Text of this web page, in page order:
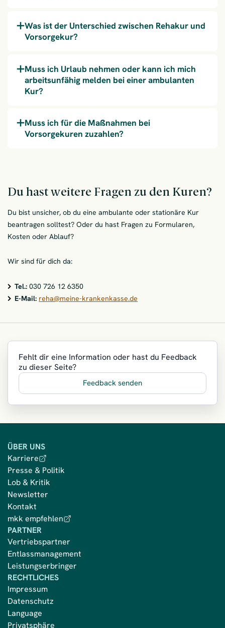
Was ist der Unterschied zwischen Rehakur und
Vorsorgekur?
Muss ich Urlaub nehmen oder kann ich mich
arbeitsunfähig melden bei einer ambulanten
Kur?
Muss ich für die Maßnahmen bei
Vorsorgekuren zuzahlen?
Du hast weitere Fragen zu den Kuren?
Du bist unsicher, ob du eine ambulante oder stationäre Kur
beantragen solltest? Oder du hast Fragen zu Formularen,
Kosten oder Ablauf?
Wir sind für dich da:
Tel.: 030 726 12 6350
E-Mail: reha@meine-krankenkasse.de
Fehlt dir eine Information oder hast du Feedback
zu dieser Seite?
Feedback senden
ÜBER UNS
Karriere
Presse & Politik
Lob & Kritik
Newsletter
Kontakt
mkk empfehlen
PARTNER
Vertriebspartner
Entlassmanagement
Leistungserbringer
RECHTLICHES
Impressum
Datenschutz
Language
Privatsphäre